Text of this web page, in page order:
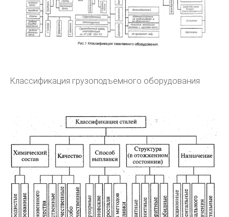
Классификация грузоподъемного оборудования